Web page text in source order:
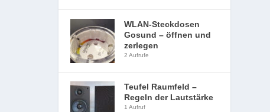
WLAN-Steckdosen
Gosund – öffnen und
zerlegen
2 Aufrufe
Teufel Raumfeld –
Regeln der Lautstärke
1 Aufruf